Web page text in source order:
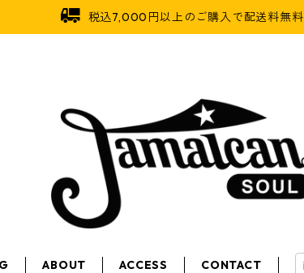
税込7,000円以上のご購入で配送料無料
ABOUT ACCESS CONTACT